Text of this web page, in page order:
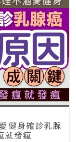
健身確診乳腺
就發瘋